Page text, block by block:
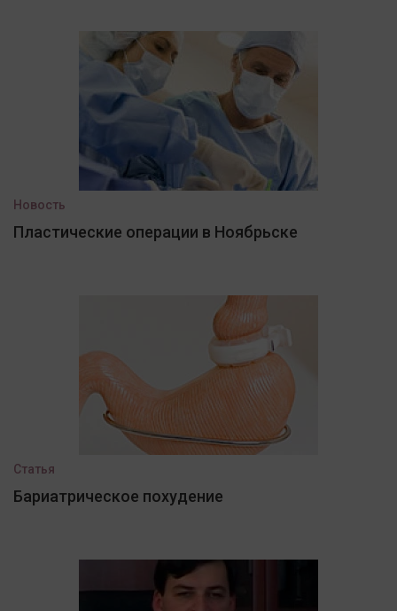
Новость
Пластические операции в Ноябрьске
Статья
Бариатрическое похудение